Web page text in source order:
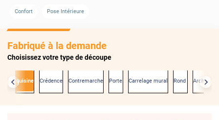
AVANT
Confort Pose Intérieure
Fabriqué à la demande
Choisissez votre type de découpe
de cuisine Crédence Contremarche Porte Carrelage mural Rond Arche